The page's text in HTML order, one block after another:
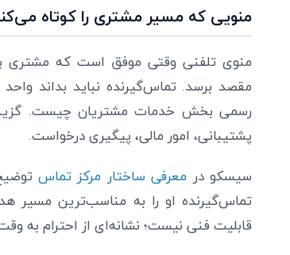
منویی که مسیر مشتری را کوتاه
منوی تلفنی وقتی موفق است که مشتری
مقصد برسد. تماس‌گیرنده نباید بداند
رسمی بخش خدمات مشتریان چیست.
پشتیبانی، امور مالی، پیگیری درخواست.
سیسکو در معرفی ساختار مرکز تماس
تماس‌گیرنده او را به مناسب‌ترین مسیر
قابلیت فنی نیست؛ نشانه‌ای از احترام به